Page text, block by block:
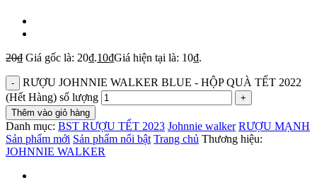
20₫ Giá gốc là: 20₫.10₫Giá hiện tại là: 10₫.
RƯỢU JOHNNIE WALKER BLUE - HỘP QUÀ TẾT 2022
(Hết Hàng) số lượng
Thêm vào giỏ hàng
Danh mục: BST RƯỢU TẾT 2023 Johnnie walker RƯỢU MẠNH
Sản phẩm mới Sản phẩm nổi bật Trang chủ Thương hiệu:
JOHNNIE WALKER